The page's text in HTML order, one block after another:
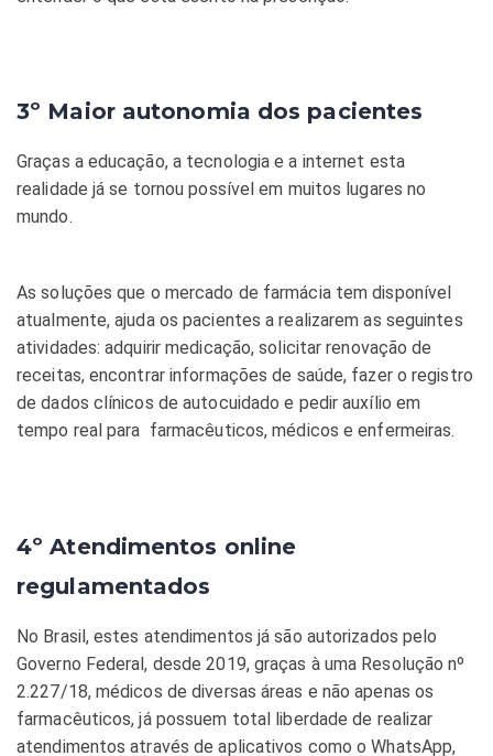
3º Maior autonomia dos pacientes
Graças a educação, a tecnologia e a internet esta
realidade já se tornou possível em muitos lugares no
mundo.
As soluções que o mercado de farmácia tem disponível
atualmente, ajuda os pacientes a realizarem as seguintes
atividades: adquirir medicação, solicitar renovação de
receitas, encontrar informações de saúde, fazer o registro
de dados clínicos de autocuidado e pedir auxílio em
tempo real para farmacêuticos, médicos e enfermeiras.
4º Atendimentos online
regulamentados
No Brasil, estes atendimentos já são autorizados pelo
Governo Federal, desde 2019, graças à uma Resolução nº
2.227/18, médicos de diversas áreas e não apenas os
farmacêuticos, já possuem total liberdade de realizar
atendimentos através de aplicativos como o WhatsApp,